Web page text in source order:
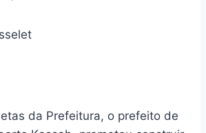
da Prefeitura, o prefeito de